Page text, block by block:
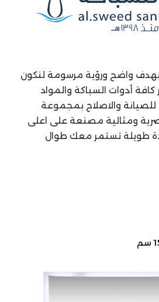
عام 1398هـ بهدف واضح ورؤية مرسومة لنكون
كافة أدوات السباكة والمواد
للصيانة والاصلاح بمجموعة
ومثالية مصنعة على اعلى
طويلة تستمر معك طوال